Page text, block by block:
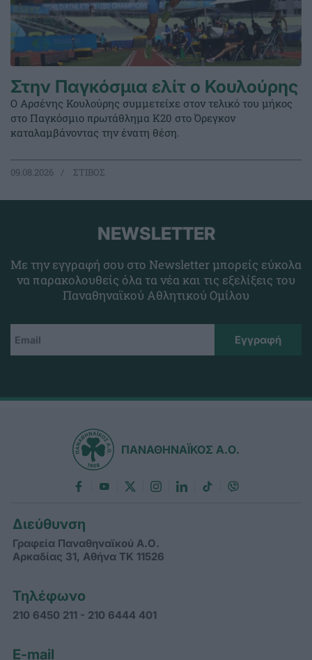
Στην Παγκόσμια ελίτ ο Κουλούρης
Ο Αρσένης Κουλούρης συμμετείχε στον τελικό του μήκος
στο Παγκόσμιο πρωτάθλημα Κ20 στο Όρεγκον
καταλαμβάνοντας την ένατη θέση.
09.08.2026 ΣΤΙΒΟΣ
NEWSLETTER
Με την εγγραφή σου στο Newsletter μπορείς εύκολα
να παρακολουθείς όλα τα νέα και τις εξελίξεις του
Παναθηναϊκού Αθλητικού Ομίλου
ΠΑΝΑΘΗΝΑΪΚΟΣ Α.Ο.
Διεύθυνση
Γραφεία Παναθηναϊκού Α.Ο.
Αρκαδίας 31, Αθήνα ΤΚ 11526
Τηλέφωνο
210 6450 211 - 210 6444 401
E-mail